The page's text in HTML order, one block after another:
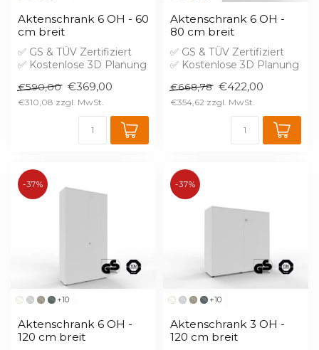
Aktenschrank 6 OH - 60
cm breit
✅ GS & TÜV Zertifiziert
✅ Kostenlose 3D Planung
Aufprei...
€590,00 €369,00
€310,08
Aktenschrank 6 OH -
80 cm breit
✅ GS & TÜV Zertifiziert
✅ Kostenlose 3D Planung
Aufprei...
€668,78 €422,00
€354,62
+10
-37%
Aktenschrank 6 OH -
120 cm breit
+10
-37%
Aktenschrank 3 OH -
120 cm breit